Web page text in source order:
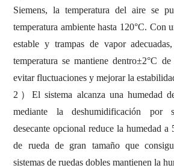
Siemens, la temperatura del aire se
temperatura ambiente hasta 120°C. Con
estable y trampas de vapor
temperatura se mantiene dentro±2°C de
evitar fluctuaciones y mejorar la
2 ） El sistema alcanza una humedad
mediante la deshumidificación por
desecante opcional reduce la humedad a
de rueda de gran tamaño que
sistemas de ruedas dobles mantienen la